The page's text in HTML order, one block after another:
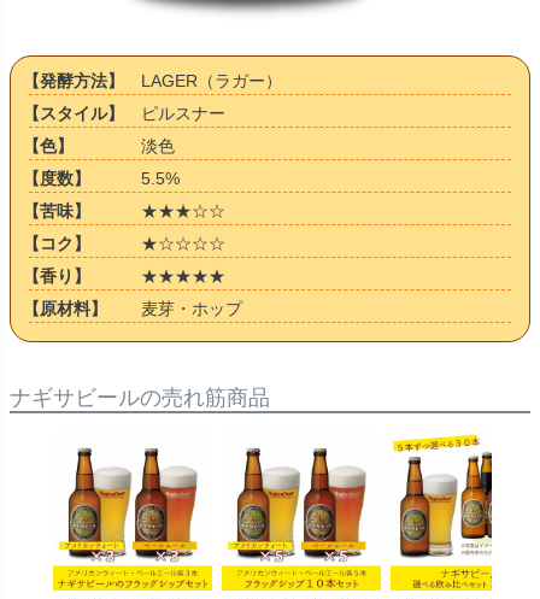
【発酵方法】
LAGER（ラガー）
【スタイル】
ピルスナー
【色】
淡色
【度数】
5.5%
【苦味】
★★★☆☆
【コク】
★☆☆☆☆
【香り】
★★★★★
【原材料】
麦芽・ホップ
ナギサビールの売れ筋商品